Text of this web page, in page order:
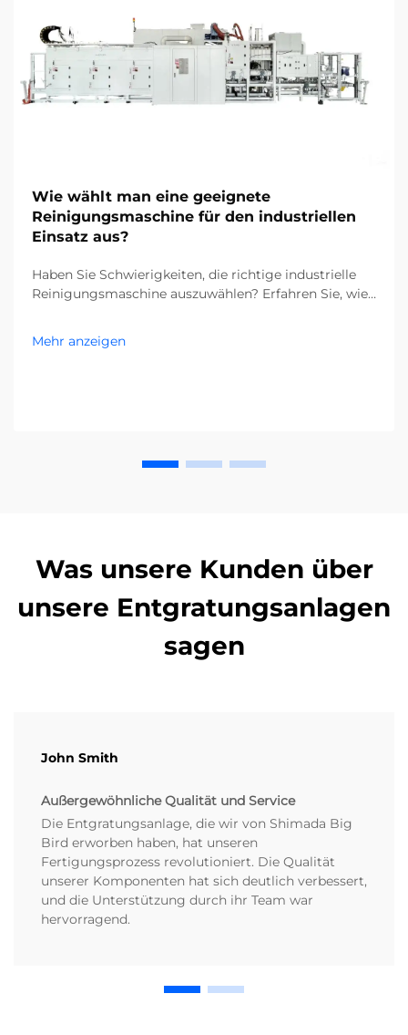
Wie wählt man eine geeignete
Reinigungsmaschine für den industriellen
Einsatz aus?
Haben Sie Schwierigkeiten, die richtige industrielle
Reinigungsmaschine auszuwählen? Erfahren Sie, wie
Kosten und steigern Sie die Effizienz – holen Sie sich
Mehr anzeigen
Was unsere Kunden über
unsere Entgratungsanlagen
sagen
John Smith
Außergewöhnliche Qualität und Service
Die Entgratungsanlage, die wir von Shimada Big
Bird erworben haben, hat unseren
Fertigungsprozess revolutioniert. Die Qualität
unserer Komponenten hat sich deutlich verbessert,
und die Unterstützung durch ihr Team war
hervorragend.